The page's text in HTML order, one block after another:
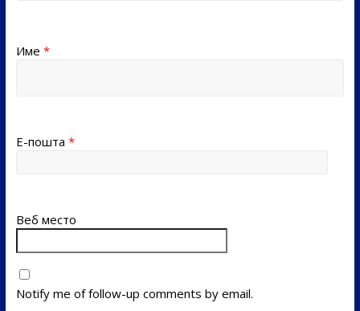
Име *
Е-пошта *
Веб место
Notify me of follow-up comments by email.